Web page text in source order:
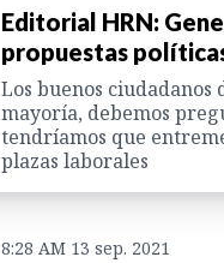
Editorial HRN:
propuestas
Los buenos ciudadanos
mayoría, debemos
tendríamos que
plazas laborales
8:28 AM 13 sep. 2021